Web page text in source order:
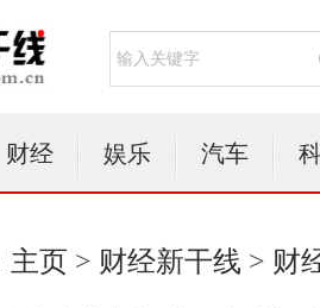
财经 娱乐 汽车
主页 > 财经新干线 > 财